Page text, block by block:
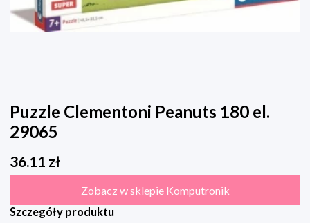
Puzzle Clementoni Peanuts 180 el.
29065
36.11 zł
Zobacz w sklepie Komputronik
Szczegóły produktu